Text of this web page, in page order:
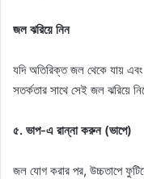
জল ঝরিয়ে নিন
যদি অতিরিক্ত জল থেকে যায়
সতর্কতার সাথে সেই জল ঝরিয়ে
৫. ভাপ-এ রান্না করুন (ভাপে)
জল যোগ করার পর, উচ্চতাপে